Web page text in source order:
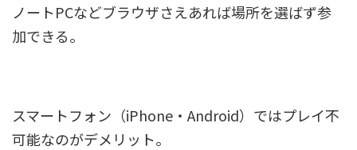
ノートPCなどブラウザさえあれば場所を選ばず参
加できる。
スマートフォン（iPhone・Android）ではプレイ不
可能なのがデメリット。